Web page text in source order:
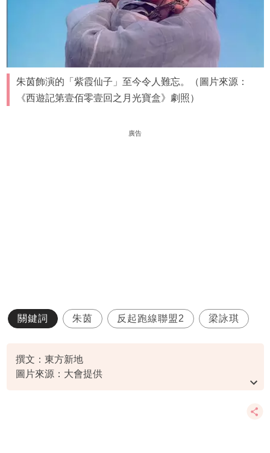
朱茵飾演的「紫霞仙子」至今令人難忘。（圖片來源：
《西遊記第壹佰零壹回之月光寶盒》劇照）
廣告
關鍵詞 朱茵 反起跑線聯盟2 梁詠琪
撰文：東方新地
圖片來源：大會提供